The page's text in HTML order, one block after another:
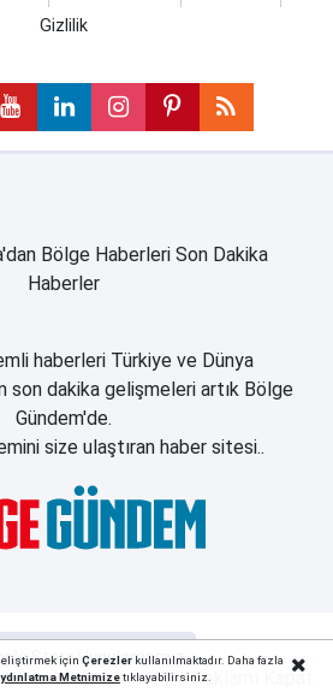
Gizlilik
Bölge Haberleri Son Dakika
Haberler
haberleri Türkiye ve Dünya
son dakika gelişmeleri artık Bölge
Gündem'de.
size ulaştıran haber sitesi..
Store Uygulamamız
için Çerezlerkullanılmaktadır. Daha fazla
Metnimizetıklayabilirsiniz.Reklamı Kapat